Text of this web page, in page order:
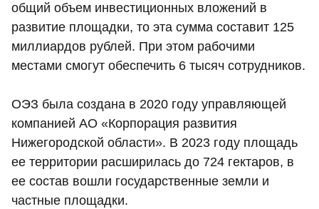
общий объем инвестиционных вложений в
развитие площадки, то эта сумма составит 125
миллиардов рублей. При этом рабочими
местами смогут обеспечить 6 тысяч сотрудников.
ОЭЗ была создана в 2020 году управляющей
компанией АО «Корпорация развития
Нижегородской области». В 2023 году площадь
ее территории расширилась до 724 гектаров, в
ее состав вошли государственные земли и
частные площадки.